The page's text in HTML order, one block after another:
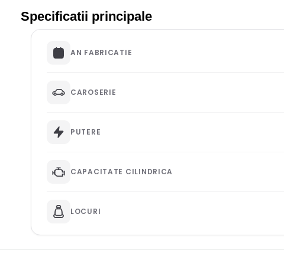
Specificatii principale
AN FABRICATIE
CAROSERIE
PUTERE
CAPACITATE CILINDRICA
LOCURI